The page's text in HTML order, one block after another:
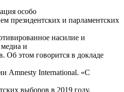
особо
президентских и парламентских
насилие и
и
Об этом говорится в докладе
Amnesty International. «С
выборов в 2019 году,